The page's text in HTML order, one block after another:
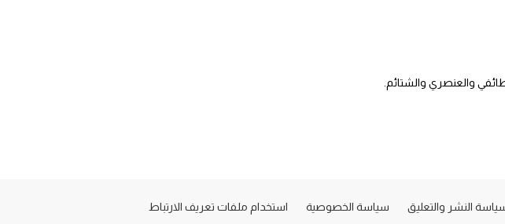
والعنصري والشتائم.
النشر والتعليق سياسة الخصوصية استخدام ملفات تعريف الارتباط